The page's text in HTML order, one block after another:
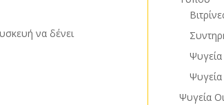
να δένει
Ψυγεία